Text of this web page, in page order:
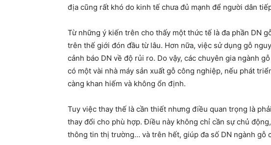
địa cũng rất khó do kinh tế chưa đủ mạnh để người dân
Từ những ý kiến trên cho thấy một thức tế là đa phần DN
trên thế giới đón đầu từ lâu. Hơn nữa, việc sử dụng gỗ
cảnh báo DN về độ rủi ro. Do vậy, các chuyên gia ngành
có một vài nhà máy sản xuất gỗ công nghiệp, nếu phát
càng khan hiếm và không ổn định.
Tuy việc thay thế là cần thiết nhưng điều quan trọng là
thay đổi cho phù hợp. Điều này không chỉ cần sự chủ
thông tin thị trường… và trên hết, giúp đa số DN ngành